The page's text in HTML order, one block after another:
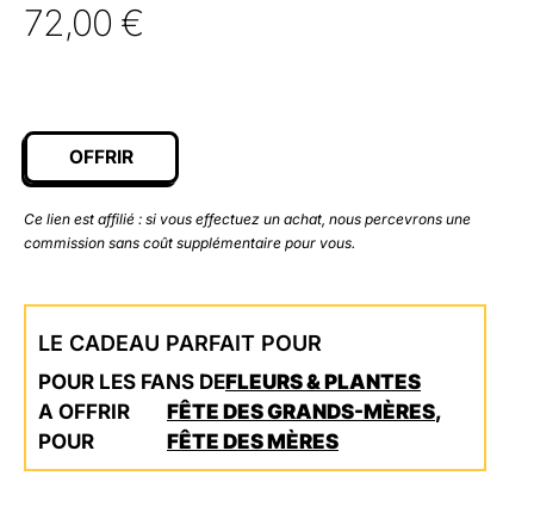
72,00 €
OFFRIR
Ce lien est affilié : si vous effectuez un achat, nous percevrons une
commission sans coût supplémentaire pour vous.
LE CADEAU PARFAIT POUR
POUR LES FANS DEFLEURS & PLANTES
A OFFRIR
POUR
FÊTE DES GRANDS-MÈRES,
FÊTE DES MÈRES